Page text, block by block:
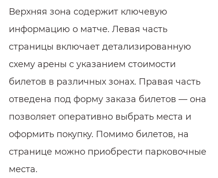
Верхняя зона содержит ключевую
информацию о матче. Левая часть
страницы включает детализированную
схему арены с указанием стоимости
билетов в различных зонах. Правая часть
отведена под форму заказа билетов — она
позволяет оперативно выбрать места и
оформить покупку. Помимо билетов, на
странице можно приобрести парковочные
места.